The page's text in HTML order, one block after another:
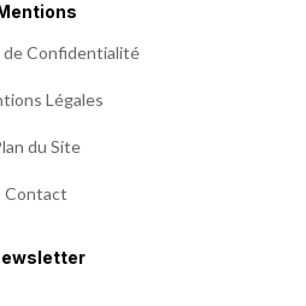
de Confidentialité
Légales
du Site
Contact